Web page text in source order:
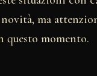
ma
questo momento.